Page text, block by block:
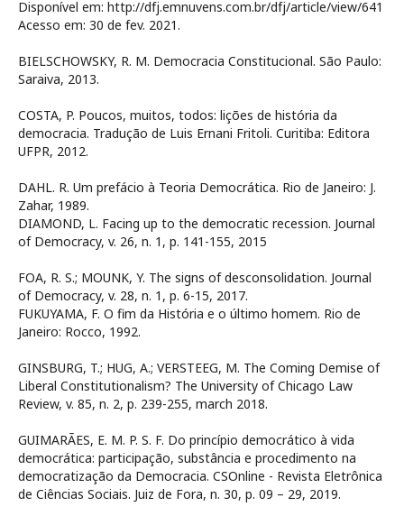
Disponível em: http://dfj.emnuvens.com.br/dfj/article/view/641
Acesso em: 30 de fev. 2021.
BIELSCHOWSKY, R. M. Democracia Constitucional. São Paulo:
Saraiva, 2013.
COSTA, P. Poucos, muitos, todos: lições de história da
democracia. Tradução de Luis Ernani Fritoli. Curitiba: Editora
UFPR, 2012.
DAHL. R. Um prefácio à Teoria Democrática. Rio de Janeiro: J.
Zahar, 1989.
DIAMOND, L. Facing up to the democratic recession. Journal
of Democracy, v. 26, n. 1, p. 141-155, 2015
FOA, R. S.; MOUNK, Y. The signs of desconsolidation. Journal
of Democracy, v. 28, n. 1, p. 6-15, 2017.
FUKUYAMA, F. O fim da História e o último homem. Rio de
Janeiro: Rocco, 1992.
GINSBURG, T.; HUG, A.; VERSTEEG, M. The Coming Demise of
Liberal Constitutionalism? The University of Chicago Law
Review, v. 85, n. 2, p. 239-255, march 2018.
GUIMARÃES, E. M. P. S. F. Do princípio democrático à vida
democrática: participação, substância e procedimento na
democratização da Democracia. CSOnline - Revista Eletrônica
de Ciências Sociais. Juiz de Fora, n. 30, p. 09 – 29, 2019.